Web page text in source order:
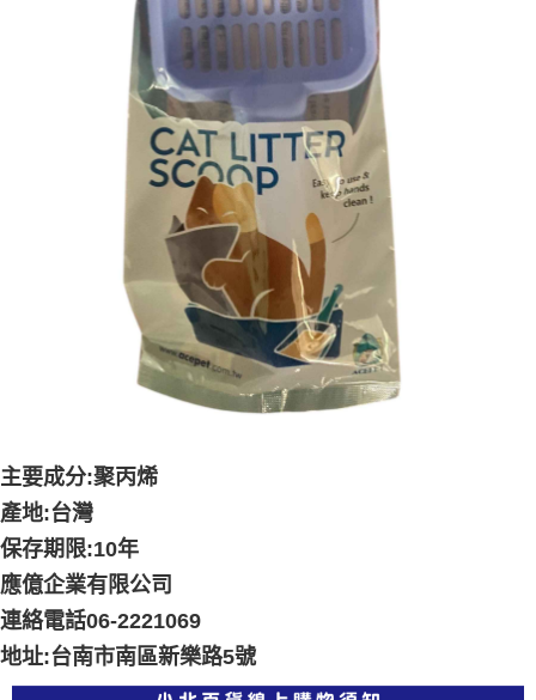
含但不限於訂購人姓名、電話，收件人姓名、電話、收件地址)，將交付予
AFTEE 於本服務必要服務範圍內運用。關於 AFTEE 對於個人資料之蒐集、
處理、利用，詳參 AFTEE 官網之『個人資料蒐集、處理及利用告知聲明』
https://aftee.tw/privacypolicy/
若款項超過繳費期限，將根據當次的金額加收年利率 16% 的逾期滯納金。
未成年的使用者，請事先徵得法定代理人或監護人之同意方可使用
若您對於個人資料之處理、利用有任何疑問，或欲行使相關法律權利，請聯
繫恩沛科技股份有限公司。若您不同意我們將上開所示之個人資料，連同必
要之購買訂單資訊提供予 AFTEE ，或讓 AFTEE 蒐集處理利用您的個人資
主要成分:聚丙烯
產地:台灣
保存期限:10年
應億企業有限公司
連絡電話06-2221069
地址:台南市南區新樂路5號